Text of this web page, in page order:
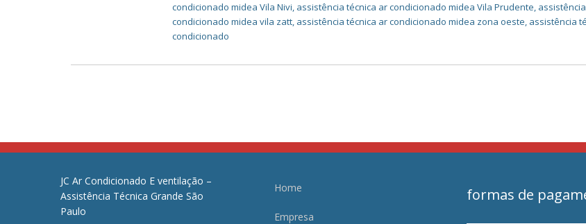
condicionado midea Vila Nivi, assistência técnica ar condicionado midea Vila Prudente,
condicionado midea vila zatt, assistência técnica ar condicionado midea zona oeste, assistência
condicionado
JC Ar Condicionado E ventilação –
Assistência Técnica Grande São
Paulo
Home
Empresa
formas de